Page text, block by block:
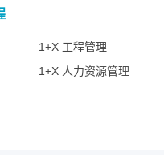
1+X 工程管理
1+X 人力资源管理